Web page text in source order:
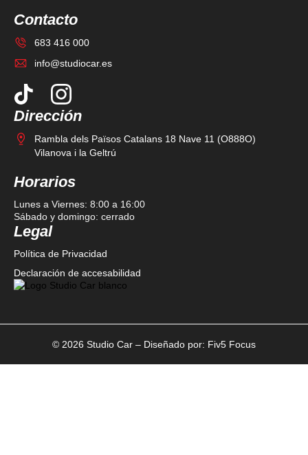
Contacto
683 416 000
info@studiocar.es
Dirección
Rambla dels Països Catalans 18 Nave 11 (O888O)
Vilanova i la Geltrú
Horarios
Lunes a Viernes: 8:00 a 16:00
Sábado y domingo: cerrado
Legal
Política de Privacidad
Declaración de accesabilidad
© 2026 Studio Car – Diseñado por: Fiv5 Focus